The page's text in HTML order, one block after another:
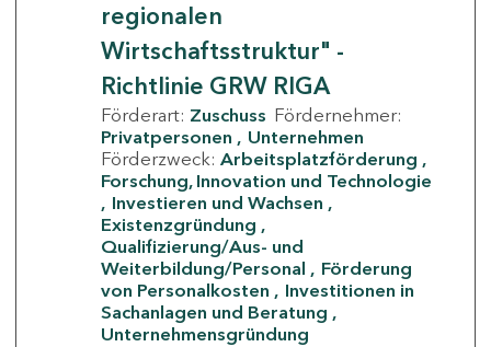
regionalen
Wirtschaftsstruktur" -
Richtlinie GRW RIGA
Förderart: Zuschuss Fördernehmer:
Privatpersonen
Unternehmen
Förderzweck: Arbeitsplatzförderung
Forschung, Innovation und Technologie
Investieren und Wachsen
Existenzgründung
Qualifizierung/Aus- und
Weiterbildung/Personal
Förderung
von Personalkosten
Investitionen in
Sachanlagen und Beratung
Unternehmensgründung